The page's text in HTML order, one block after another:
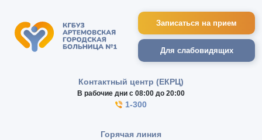
Записаться на прием
Для слабовидящих
Контактный центр (ЕКРЦ)
В рабочие дни с 08:00 до 20:00
1-300
Горячая линия